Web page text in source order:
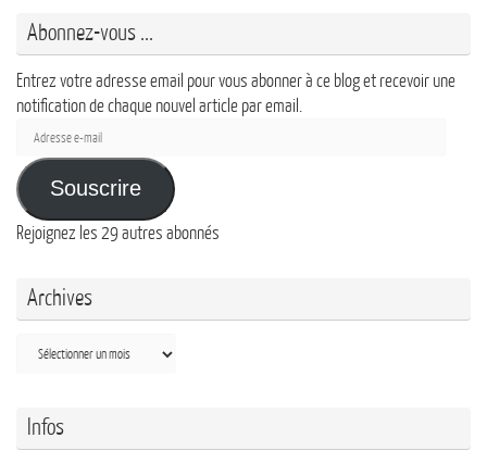
Abonnez-vous ...
Entrez votre adresse email pour vous abonner à ce blog et recevoir une
notification de chaque nouvel article par email.
Adresse
mail
Souscrire
Rejoignez les 29 autres abonnés
Archives
Archives
Infos